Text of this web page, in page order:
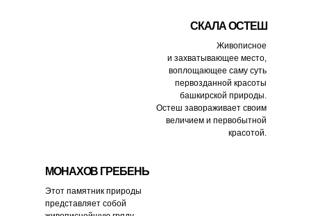
СКАЛА ОСТЕШ
МОНАХОВ ГРЕБЕНЬ
Этот памятник природы
представляет собой
Живописное
и захватывающее место,
воплощающее саму суть
первозданной красоты
башкирской природы.
Остеш завораживает своим
величием и первобытной
красотой.